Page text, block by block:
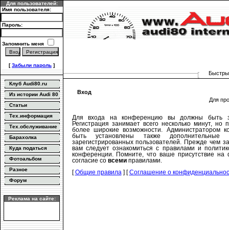
Для пользователей:
Имя пользователя:
Пароль:
Запомнить меня
[Забыли пароль ]
Клуб Audi80.ru
Из истории Audi 80
Статьи
Тех.информация
Тех.обслуживание
Барахолка
Куда податься
Фотоальбом
Разное
Форум
Реклама на сайте:
Быстрый
Вход
Для
Для входа на конференцию вы должны быть
Регистрация занимает всего несколько минут, но
более широкие возможности. Администратором
быть установлены также дополнительные
зарегистрированных пользователей. Прежде чем
вам следует ознакомиться с правилами и
конференции. Помните, что ваше присутствие на
согласие со всемиправилами.
[Общие правила ] [Соглашение о